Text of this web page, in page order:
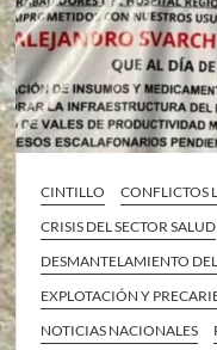
CINTILLO
CONFLICTOS
CRISIS DEL SECTOR SALUD
DESMANTELAMIENTO
EXPLOTACIÓN Y
NOTICIAS NACIONALES